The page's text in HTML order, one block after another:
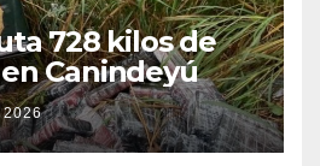
728 kilos de
Canindeyú
2026